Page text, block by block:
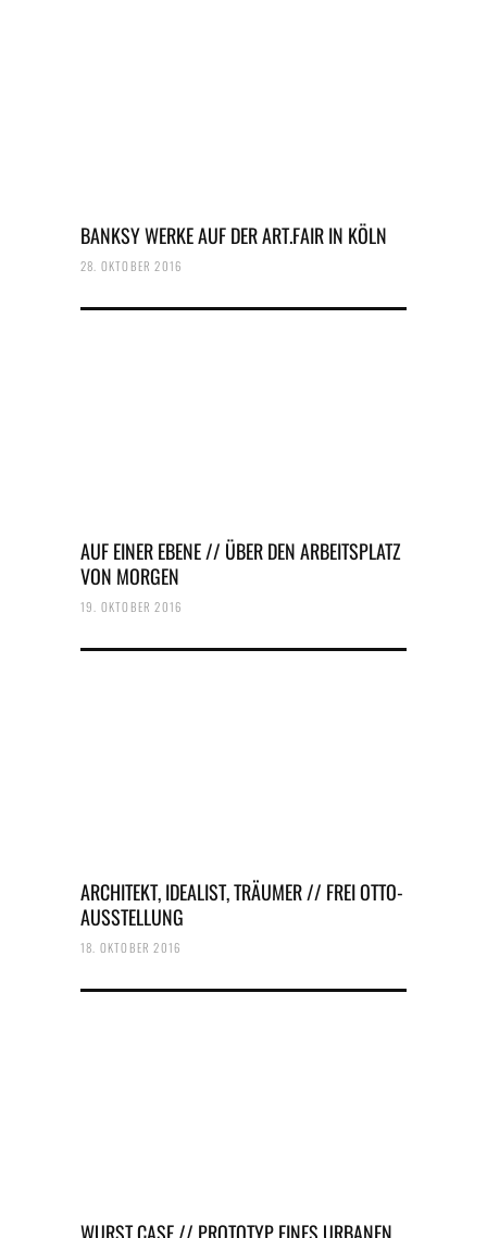
BANKSY WERKE AUF DER ART.FAIR IN KÖLN
28. OKTOBER 2016
AUF EINER EBENE // ÜBER DEN ARBEITSPLATZ
VON MORGEN
19. OKTOBER 2016
ARCHITEKT, IDEALIST, TRÄUMER // FREI OTTO-
AUSSTELLUNG
18. OKTOBER 2016